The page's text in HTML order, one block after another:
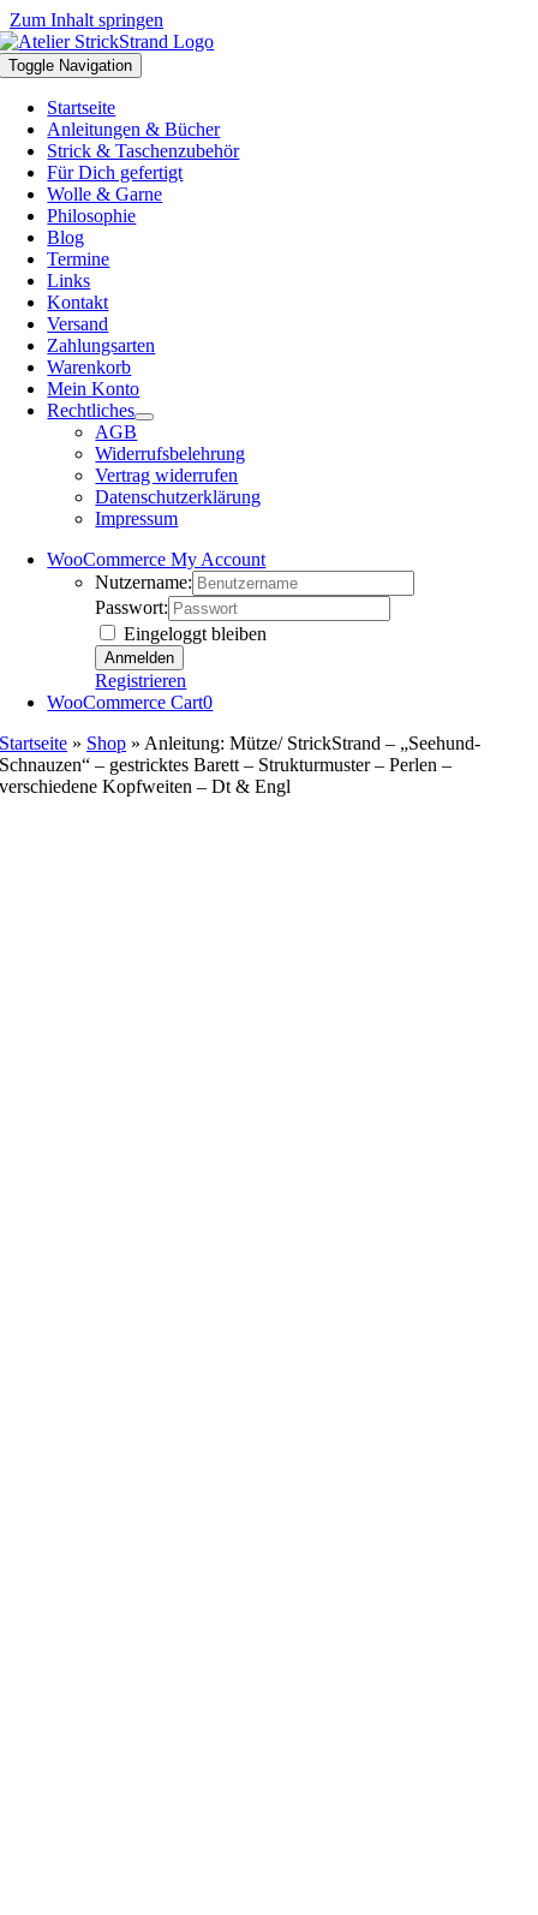
Zum Inhalt springen
Toggle Navigation
Startseite
Anleitungen & Bücher
Strick & Taschenzubehör
Für Dich gefertigt
Wolle & Garne
Philosophie
Blog
Termine
Links
Kontakt
Versand
Zahlungsarten
Warenkorb
Mein Konto
Rechtliches
AGB
Widerrufsbelehrung
Vertrag widerrufen
Datenschutzerklärung
Impressum
WooCommerce My Account
Nutzername:
Passwort:
Eingeloggt bleiben
Registrieren
WooCommerce Cart0
Startseite » Shop » Anleitung: Mütze/ StrickStrand – „Seehund-
Schnauzen“ – gestricktes Barett – Strukturmuster – Perlen –
verschiedene Kopfweiten – Dt & Engl